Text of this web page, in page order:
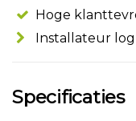
Hoge
Installateur
Specificaties